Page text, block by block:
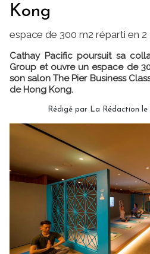
Kong
espace de 300 m2 réparti en 2
Cathay Pacific poursuit sa
Group et ouvre un espace de
son salon The Pier Business
de Hong Kong.
Rédigé par La Rédaction